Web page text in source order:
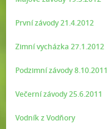
První závody 21.4.2012
Zimní vycházka 27.1.2012
Podzimní závody 8.10.2011
Večerní závody 25.6.2011
Vodník z Vodňory